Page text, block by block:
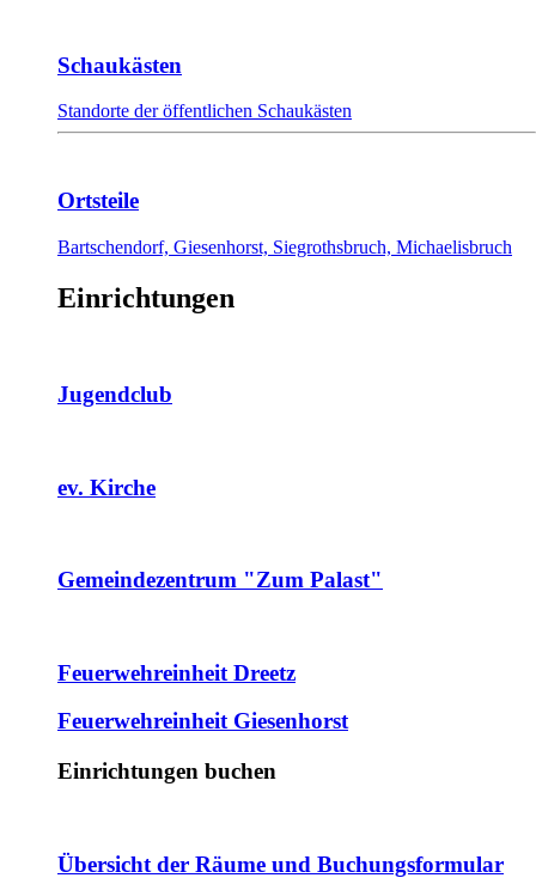
Schaukästen
Standorte der öffentlichen Schaukästen
Ortsteile
Bartschendorf, Giesenhorst, Siegrothsbruch, Michaelisbruch
Einrichtungen
Jugendclub
ev. Kirche
Gemeindezentrum "Zum Palast"
Feuerwehreinheit Dreetz
Feuerwehreinheit Giesenhorst
Einrichtungen buchen
Übersicht der Räume und Buchungsformular